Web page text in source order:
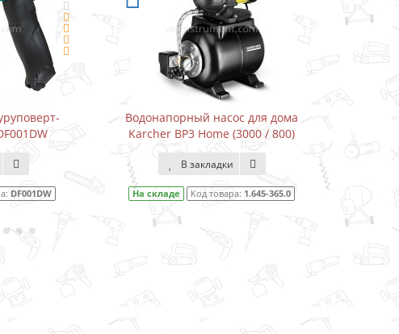
Водонапорный насос для дома
Karcher BP3 Home (3000 / 800)
На складе Код товара:1.645-365.0
Водонапорный насос
Karcher BP3 Home&Garden
800)
В закладки
Код товара: